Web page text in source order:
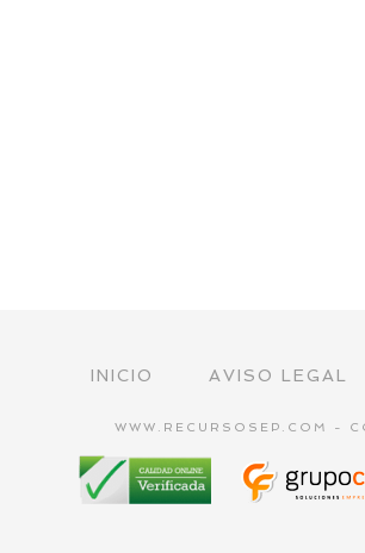
INICIO AVISO LEGAL
WWW.RECURSOSEP.COM -